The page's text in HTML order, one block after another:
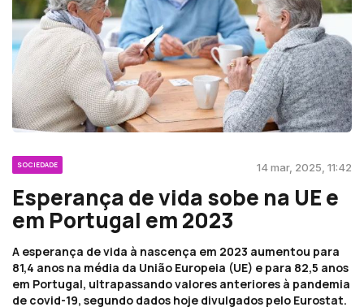
SOCIEDADE 14 mar, 2025, 11:42
Esperança de vida sobe na UE e
em Portugal em 2023
A esperança de vida à nascença em 2023 aumentou para
81,4 anos na média da União Europeia (UE) e para 82,5 anos
em Portugal, ultrapassando valores anteriores à pandemia
de covid-19, segundo dados hoje divulgados pelo Eurostat.